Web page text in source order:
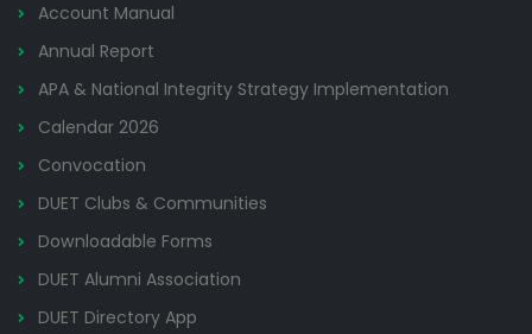
Account Manual
Annual Report
APA & National Integrity Strategy Implementation
Calendar 2026
Convocation
DUET Clubs & Communities
Downloadable Forms
DUET Alumni Association
DUET Directory App